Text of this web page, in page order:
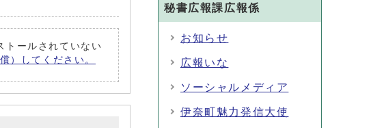
ールされていない
）してください。
秘書広報課広報係
お知らせ
広報いな
ソーシャルメディア
伊奈町魅力発信大使